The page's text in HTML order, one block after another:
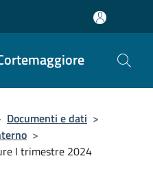
Documenti e dati >
>
I trimestre 2024